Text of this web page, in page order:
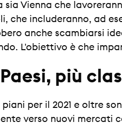
sia Vienna che
che includeranno, ad
anche scambiarsi
L'obiettivo è che
Paesi, più
piani per il 2021 e oltre
verso nuovi mercati